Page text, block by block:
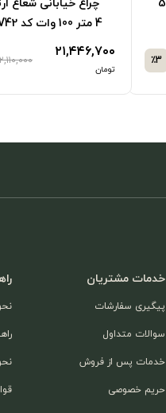
چراغ خیابانی شعاع
۱۶,۶۰۶,۴۰۰
تومان
۱۷,۱۲۰,۰۰۰
خدمات مشتریان
پیگیری سفارشات
سوالات متداول
خدمات پس از فروش
حریم خصوصی